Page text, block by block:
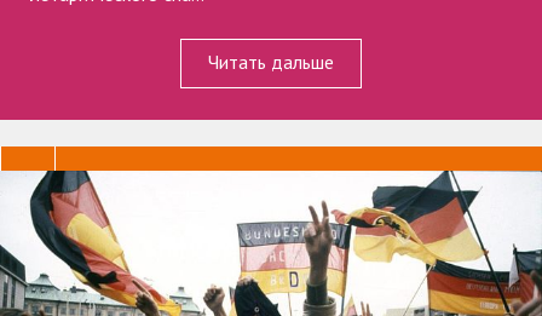
Читать дальше